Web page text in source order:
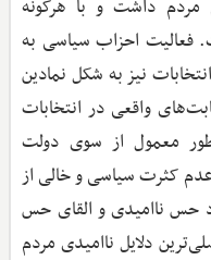
داشت و با هرگونه
فعالیت احزاب سیاسی به
نیز به شکل نمادین
واقعی در انتخابات
معمول از سوی دولت
کثرت سیاسی و خالی از
حس ناامیدی و القای حس
دلایل ناامیدی مردم